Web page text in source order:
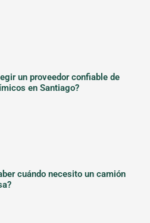
un proveedor confiable de
en Santiago?
cuándo necesito un camión